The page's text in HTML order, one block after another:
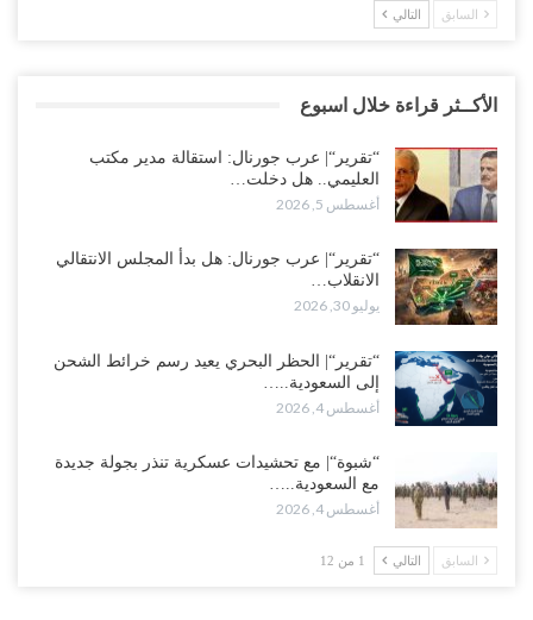
السابق التالي
الأكــثر قراءة خلال اسبوع
“تقرير“| عرب جورنال: استقالة مدير مكتب
العليمي.. هل دخلت…
أغسطس 5, 2026
“تقرير“| عرب جورنال: هل بدأ المجلس الانتقالي
الانقلاب…
يوليو 30, 2026
“تقرير“| الحظر البحري يعيد رسم خرائط الشحن
إلى السعودية..…
أغسطس 4, 2026
“شبوة“| مع تحشيدات عسكرية تنذر بجولة جديدة
مع السعودية..…
أغسطس 4, 2026
السابق التالي 1 من 12